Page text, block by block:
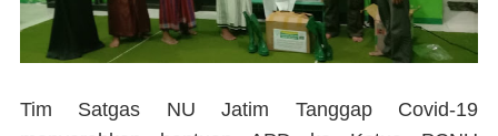
Tim Satgas NU Jatim Tanggap Covid-19